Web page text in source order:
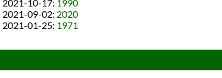
2021-10-17: 1990
2021-09-02: 2020
2021-01-25: 1971